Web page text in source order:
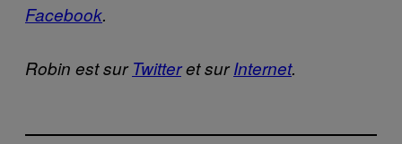
Facebook.
Robin est surTwitteret surInternet.